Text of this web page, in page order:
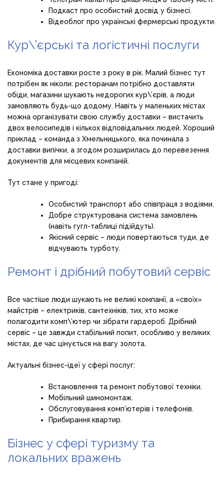
Подкаст про особистий досвід у бізнесі.
Відеоблог про українські фермерські продукти.
Кур\’єрські та логістичні послуги
Економіка доставки росте з року в рік. Малий бізнес тут
потрібен як ніколи: ресторанам потрібно доставляти
обіди, магазини шукають недорогих кур\’єрів, а люди
замовляють будь-що додому. Навіть у маленьких містах
можна організувати свою службу доставки – вистачить
двох велосипедів і кількох відповідальних людей. Хороший
приклад – команда з Хмельницького, яка починала з
доставки випічки, а згодом розширилась до перевезення
документів для місцевих компаній.
Тут стане у пригоді:
Особистий транспорт або співпраця з водіями.
Добре структурована система замовлень
(навіть гугл-таблиці підійдуть).
Якісний сервіс – люди повертаються туди, де
відчувають турботу.
Ремонт і дрібний побутовий сервіс
Все частіше люди шукають не великі компанії, а «своїх»
майстрів – електриків, сантехніків, тих, хто може
полагодити комп\’ютер чи зібрати гардероб. Дрібний
сервіс – це завжди стабільний попит, особливо у великих
містах, де час цінується на вагу золота.
Актуальні бізнес-ідеї у сфері послуг:
Встановлення та ремонт побутової техніки.
Мобільний шиномонтаж.
Обслуговування комп’ютерів і телефонів.
Прибирання квартир.
Бізнес у сфері туризму та
локальних вражень